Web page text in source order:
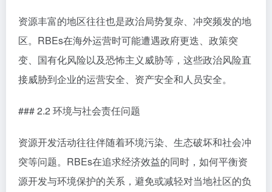
资源丰富的地区往往也是政治局势复杂、冲突频发的地
区。RBEs在海外运营时可能遭遇政府更迭、政策突
变、国有化风险以及恐怖主义威胁等，这些政治风险直
接威胁到企业的运营安全、资产安全和人员安全。
### 2.2 环境与社会责任问题
资源开发活动往往伴随着环境污染、生态破坏和社会冲
突等问题。RBEs在追求经济效益的同时，如何平衡资
源开发与环境保护的关系，避免或减轻对当地社区的负